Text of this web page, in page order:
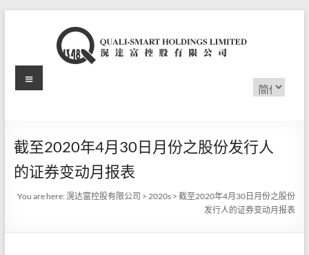
滉
富
控
股
选
择
Menu
截至2020年4月30日月份之股份发行人
的证券变动月报表
You are here:滉达富控股有限公司 >2020s >截至2020年4月30日月份之股份
发行人的证券变动月报表